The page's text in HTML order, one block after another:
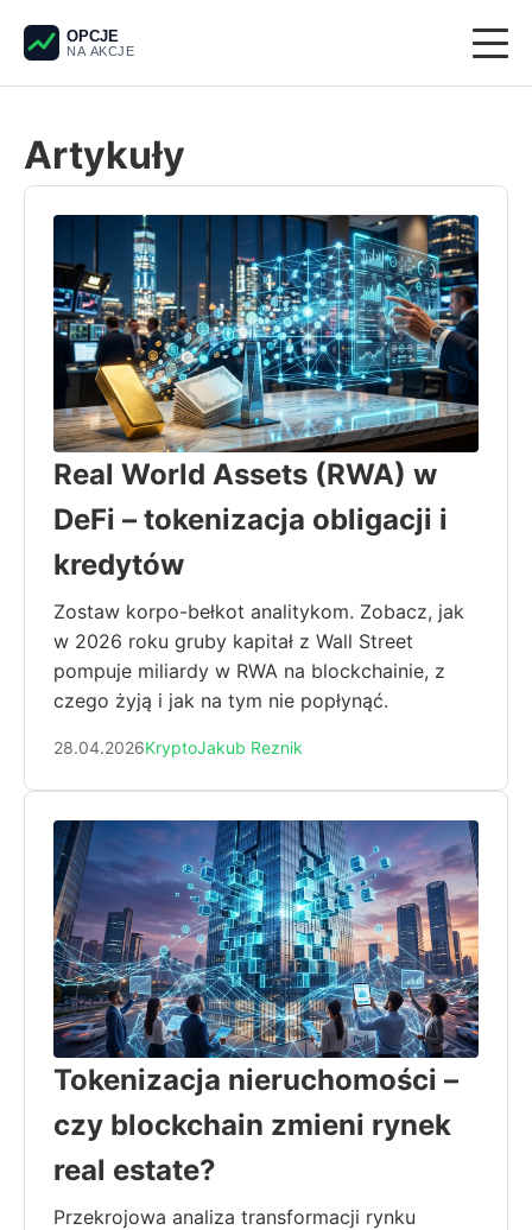
OPCJE
NA AKCJE
Derywaty
Pieniądze
Krypto
Analiza techniczna
Artykuły
Real World Assets (RWA) w
DeFi – tokenizacja obligacji i
kredytów
Zostaw korpo-bełkot analitykom. Zobacz, jak
w 2026 roku gruby kapitał z Wall Street
pompuje miliardy w RWA na blockchainie, z
czego żyją i jak na tym nie popłynąć.
28.04.2026KryptoJakub Reznik
Tokenizacja nieruchomości –
czy blockchain zmieni rynek
real estate?
Przekrojowa analiza transformacji rynku